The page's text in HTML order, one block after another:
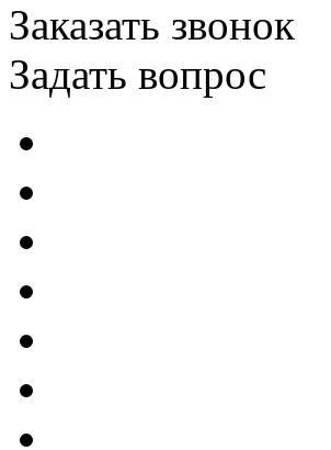
Заказать звонок
Задать вопрос